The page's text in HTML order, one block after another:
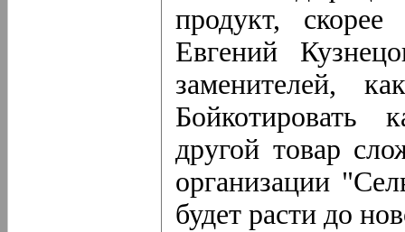
продукт,
Евгений
заменителей,
Бойкотировать
другой товар
организации
будет расти до